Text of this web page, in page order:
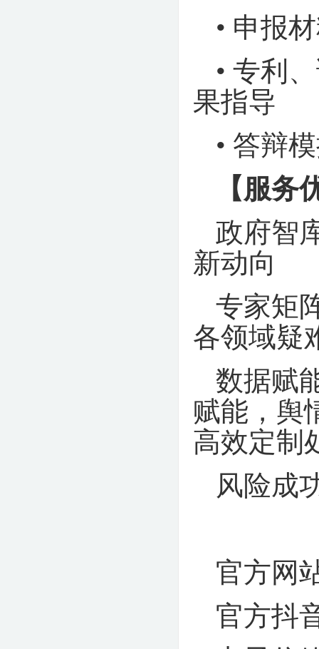
• 申报
• 专利
果指导
• 答辩
【服务
政府智
新动向
专家矩
各领域疑
数据赋
赋能，舆
高效定制
风险成
官方网
官方抖